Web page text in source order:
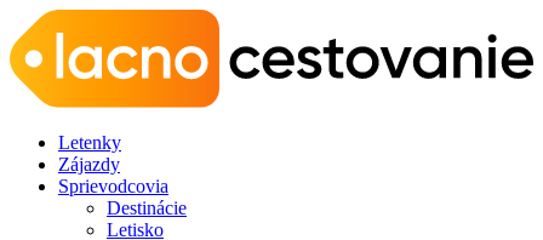
Letenky
Zájazdy
Sprievodcovia
Destinácie
Letisko